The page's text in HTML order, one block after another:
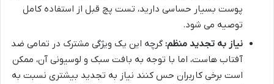
پوست بسیار حساسی دارید، تست پچ قبل از استفاده کامل
توصیه می شود.
نیاز به تجدید منظم: گرچه این یک ویژگی مشترک در تمامی ضد
آفتاب هاست، اما با توجه به بافت سبک و لوسیونی آن، ممکن
است برخی کاربران حس کنند نیاز به تجدید بیشتری نسبت به